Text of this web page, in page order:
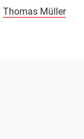
Thomas Müller